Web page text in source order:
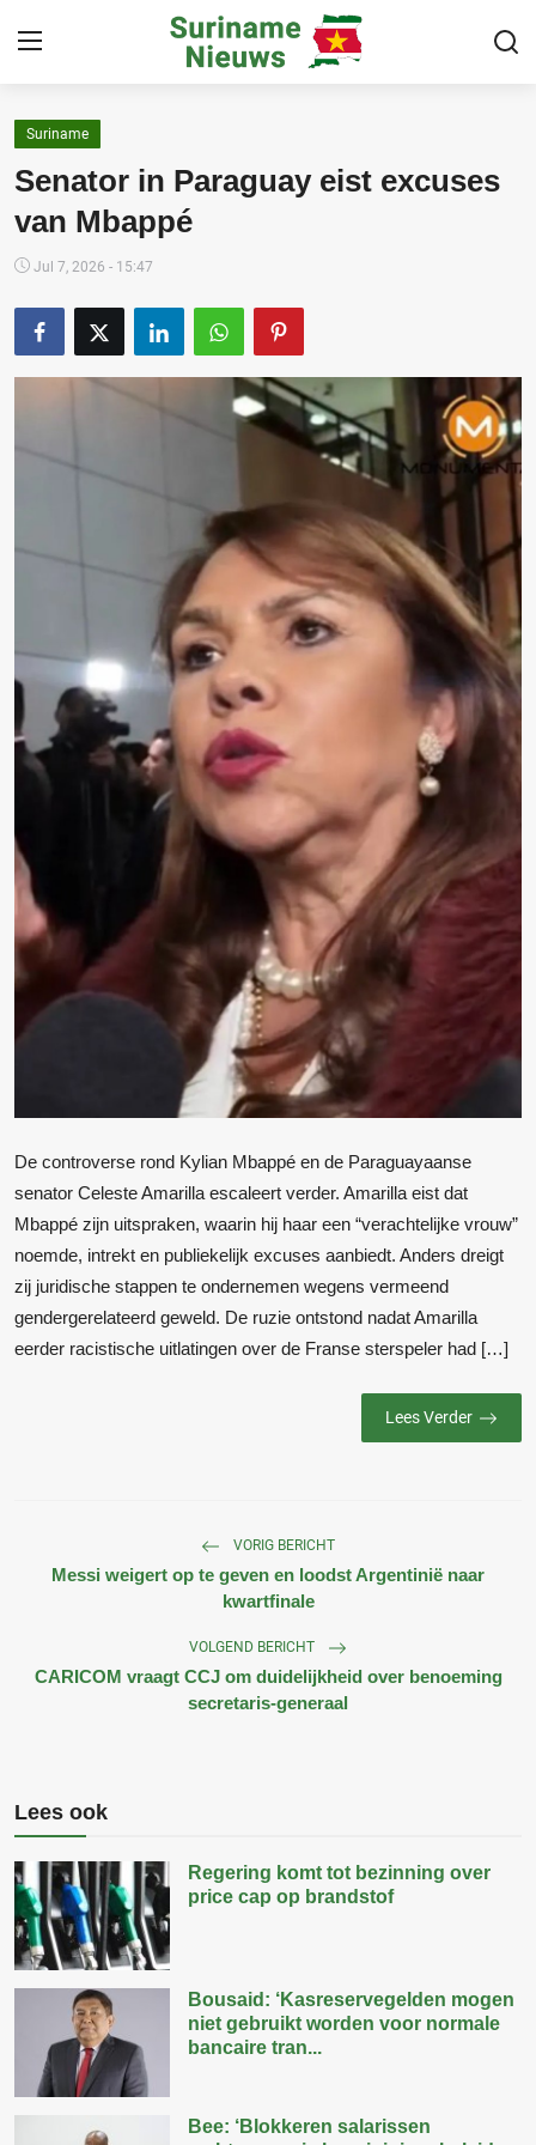
Home
Buitenland
Sport
Cultuur & Media
Suriname
Senator in Paraguay eist excuses
van Mbappé
Jul 7, 2026 - 15:47
De controverse rond Kylian Mbappé en de Paraguayaanse
senator Celeste Amarilla escaleert verder. Amarilla eist dat
Mbappé zijn uitspraken, waarin hij haar een “verachtelijke vrouw”
noemde, intrekt en publiekelijk excuses aanbiedt. Anders dreigt
zij juridische stappen te ondernemen wegens vermeend
gendergerelateerd geweld. De ruzie ontstond nadat Amarilla
eerder racistische uitlatingen over de Franse sterspeler had […]
Lees Verder
VORIG BERICHT
Messi weigert op te geven en loodst Argentinië naar
kwartfinale
VOLGEND BERICHT
CARICOM vraagt CCJ om duidelijkheid over benoeming
secretaris-generaal
Lees ook
Regering komt tot bezinning over
price cap op brandstof
Bousaid: ‘Kasreservegelden mogen
niet gebruikt worden voor normale
bancaire tran...
Bee: ‘Blokkeren salarissen